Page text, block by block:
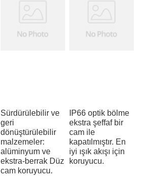
Sürdürülebilir ve
geri
dönüştürülebilir
malzemeler:
alüminyum ve
ekstra-berrak Düz
cam koruyucu.
IP66 optik bölme
ekstra şeffaf bir
cam ile
kapatılmıştır. En
iyi ışık akışı için
koruyucu.